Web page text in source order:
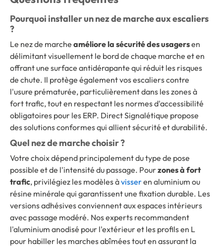
Pourquoi installer un nez de marche aux escaliers
?
Le nez de marche améliore la sécurité des usagersen
délimitant visuellement le bord de chaque marche et en
offrant une surface antidérapante qui réduit les risques
de chute. Il protège également vos escaliers contre
l'usure prématurée, particulièrement dans les zones à
fort trafic, tout en respectant les normes d'accessibilité
obligatoires pour les ERP. Direct Signalétique propose
des solutions conformes qui allient sécurité et durabilité.
Quel nez de marche choisir ?
Votre choix dépend principalement du type de pose
possible et de l'intensité du passage. Pourzones à fort
trafic, privilégiez les modèles àvisseren aluminium ou
résine minérale qui garantissent une fixation durable. Les
versions adhésives conviennent aux espaces intérieurs
avec passage modéré. Nos experts recommandent
l'aluminium anodisé pour l'extérieur et les profils en L
pour habiller les marches abîmées tout en assurant la